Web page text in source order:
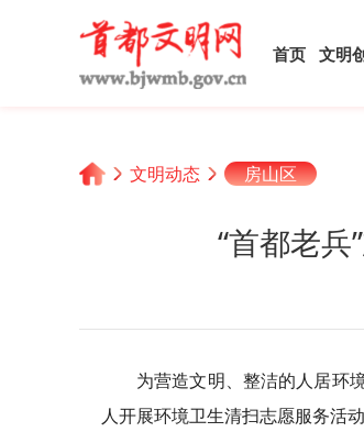
首页 文明
文明动态 房山区
“首都老
为营造文明、整洁的人居环
人开展环境卫生清扫志愿服务活动